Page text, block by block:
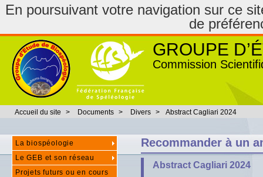
En poursuivant votre navigation sur ce
de
GROUPE
Commission
Accueil du site > Documents > Divers > Abstract Cagliari 2024
Recommander à un
Abstract Cagliari 2024
La biospéologie
Le GEB et son réseau
Projets futurs ou en cours